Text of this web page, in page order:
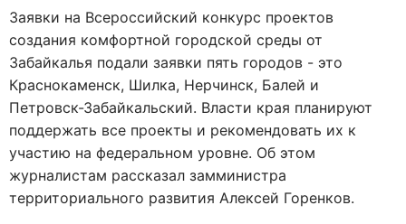
Заявки на Всероссийский конкурс проектов
создания комфортной городской среды от
Забайкалья подали заявки пять городов - это
Краснокаменск, Шилка, Нерчинск, Балей и
Петровск-Забайкальский. Власти края планируют
поддержать все проекты и рекомендовать их к
участию на федеральном уровне. Об этом
журналистам рассказал замминистра
территориального развития Алексей Горенков.